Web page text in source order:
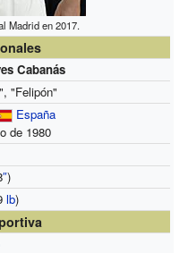
Madrid en 2017.
Cabanás
"Felipón"
España
de 1980
″)
lb)